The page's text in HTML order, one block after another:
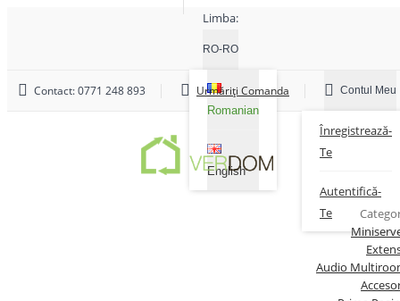
Limba:
RO-RO
Romanian
English
Contact:0771 248 893 Urmăriți Comanda Contul Meu
Înregistrează-
Te
Autentifică-
Te
Audio